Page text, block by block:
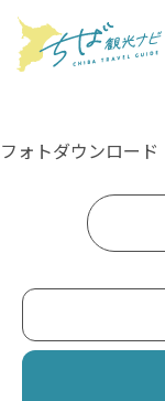
フォトダウンロード